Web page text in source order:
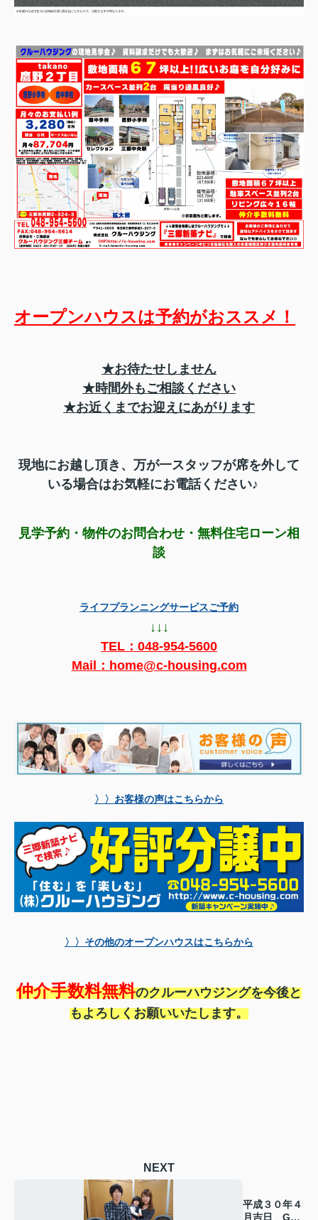
オープンハウスは予約がおススメ！
★お待たせしません
★時間外もご相談ください
★お近くまでお迎えにあがります
現地にお越し頂き、 万が一スタッフが席を外して
いる場合はお気軽にお電話ください♪
見学予約・物件のお問合わせ・無料住宅ローン相
談
ライフプランニングサービスご予約
↓↓↓
TEL： 048-954-5600
Mail：home@c-housing.com
〉〉お客様の声はこちらから
〉〉その他のオープンハウスはこちらから
仲介手数料無料のクルーハウジングを今後と
もよろしくお願いいたします。
NEXT
平成３０年４
月吉日 G様